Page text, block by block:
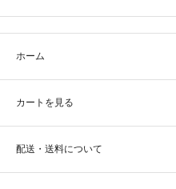
ホーム
カートを見る
配送・送料について